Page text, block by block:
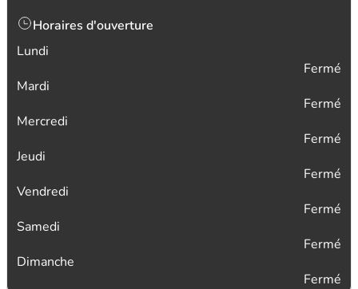
Horaires d'ouverture
Lundi
Fermé
Mardi
Fermé
Mercredi
Fermé
Jeudi
Fermé
Vendredi
Fermé
Samedi
Fermé
Dimanche
Fermé